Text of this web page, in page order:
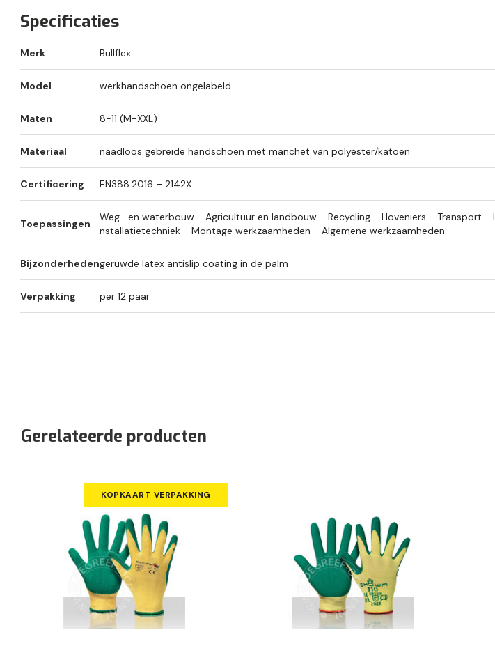
Specificaties
Merk Bullflex
Model werkhandschoen ongelabeld
Maten 8-11 (M-XXL)
Materiaal naadloos gebreide handschoen met manchet van polyester/katoen
Certificering EN388:2016 – 2142X
Toepassingen
Weg- en waterbouw - Agricultuur en landbouw - Recycling - Hoveniers - Transport - I
nstallatietechniek - Montage werkzaamheden - Algemene werkzaamheden
Bijzonderhedengeruwde latex antislip coating in de palm
Verpakking per 12 paar
Gerelateerde producten
KOPKAART VERPAKKING